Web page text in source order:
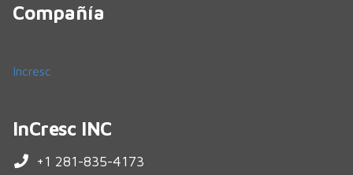
Compañía
Incresc
InCresc INC
+1 281-835-4173